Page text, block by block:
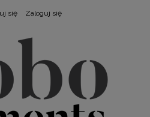
się Zaloguj się